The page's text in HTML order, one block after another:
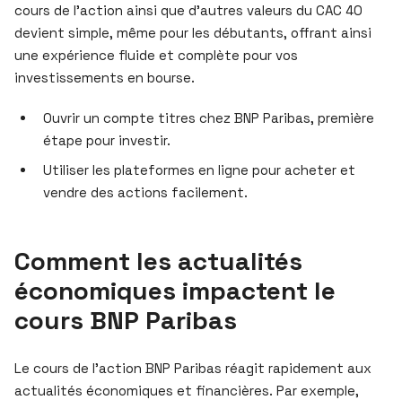
cours de l’action ainsi que d’autres valeurs du CAC 40
devient simple, même pour les débutants, offrant ainsi
une expérience fluide et complète pour vos
investissements en bourse.
Ouvrir un compte titres chez BNP Paribas, première
étape pour investir.
Utiliser les plateformes en ligne pour acheter et
vendre des actions facilement.
Comment les actualités
économiques impactent le
cours BNP Paribas
Le cours de l’action BNP Paribas réagit rapidement aux
actualités économiques et financières. Par exemple,